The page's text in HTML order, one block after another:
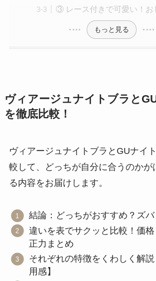
③ レース付きで可愛い！お
もっと見る
ヴィアージュナイトブラと
を徹底比較！
ヴィアージュナイトブラとGUナイ
較して、どっちが自分に合うのかが
る内容をお届けします。
結論：どっちがおすすめ？ズバ
違いを表でサクッと比較！価
正力まとめ
それぞれの特徴をくわしく解
用感】